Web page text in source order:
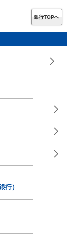
銀行TOPへ
行）